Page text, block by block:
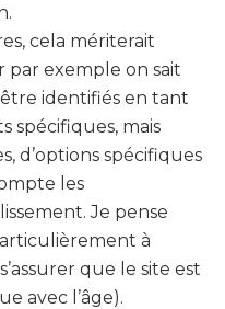
cela mériterait
par exemple on sait
être identifiés en tant
spécifiques, mais
d’options spécifiques
les
Je pense
à
que le site est
avec l’âge).